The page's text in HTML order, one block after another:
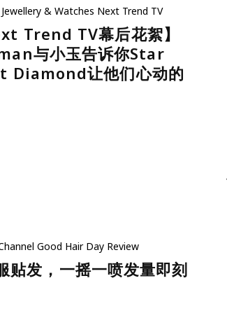
Jewellery & Watches Next Trend TV
Trend TV幕后花絮】
与小玉告诉你Star
Diamond让他们心动的
Good Hair Day Review
贴发，一摇一喷发量即刻